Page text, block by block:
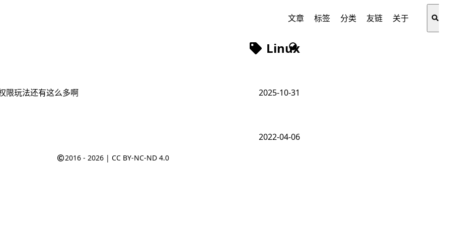
文章 标签 分类 友链 关于
Linux
限玩法还有这么多啊 2025-10-31
2022-04-06
2016 - 2026 |CC BY-NC-ND 4.0